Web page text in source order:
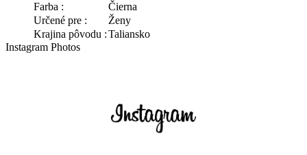
Farba :
Čierna
Určené pre :
Ženy
Krajina pôvodu :Taliansko
Instagram Photos